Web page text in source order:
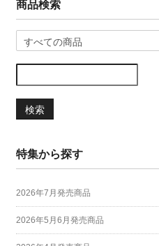
商品検索
検索
特集から探す
2026年7月発売商品
2026年5月6月発売商品